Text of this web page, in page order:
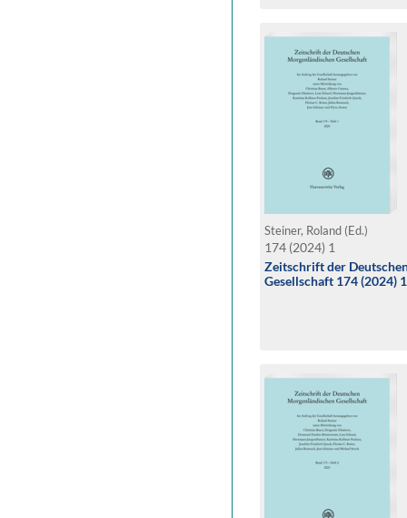
Steiner, Roland (Ed.)
174 (2024) 1
Zeitschrift der
Gesellschaft 174 (2024) 1